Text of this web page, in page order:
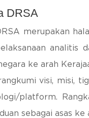
DRSA
merupakan
analitis
ke arah
visi, misi,
platform.
sebagai asas